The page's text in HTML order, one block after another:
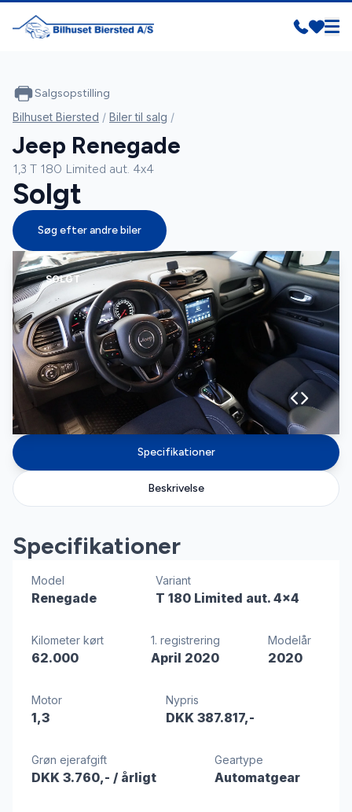
SOLGT
Specifikationer
Beskrivelse
Specifikationer
Model
Renegade
Variant
T 180 Limited aut. 4x4
Kilometer kørt
62.000
1. registrering
April 2020
Modelår
2020
Motor
1,3
Nypris
DKK 387.817,-
Grøn ejerafgift
DKK 3.760,- / årligt
Geartype
Automatgear
Salgsopstilling
Bilhuset Biersted / Biler til salg /
Jeep Renegade
1,3 T 180 Limited aut. 4x4
Solgt
Søg efter andre biler